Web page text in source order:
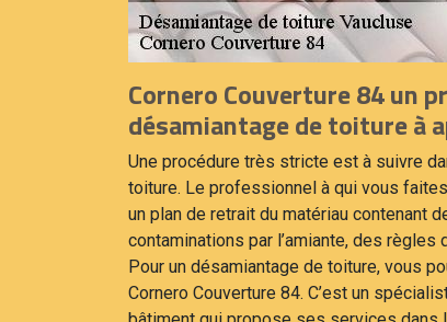
Cornero Couverture 84 un
désamiantage de toiture à
Une procédure très stricte est à suivre
toiture. Le professionnel à qui vous
un plan de retrait du matériau contenant
contaminations par l’amiante, des
Pour un désamiantage de toiture, vous
Cornero Couverture 84. C’est un